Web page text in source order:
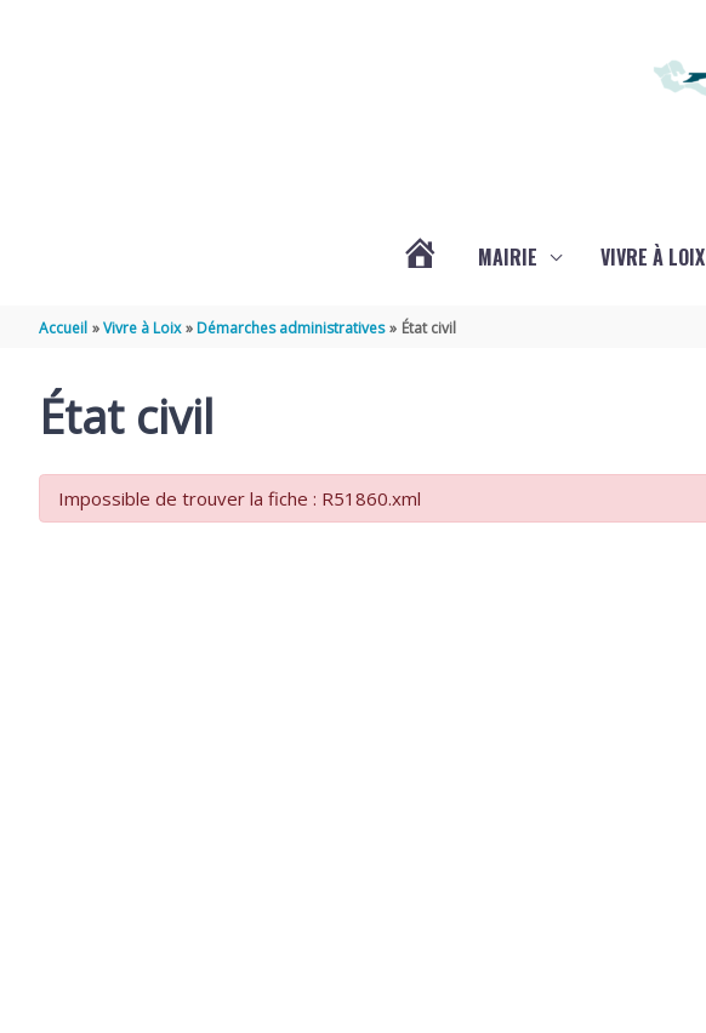
MAIRIE VIVRE À LOIX
Accueil Vivre à Loix Démarches administratives État civil
État civil
Impossible de trouver la fiche : R51860.xml